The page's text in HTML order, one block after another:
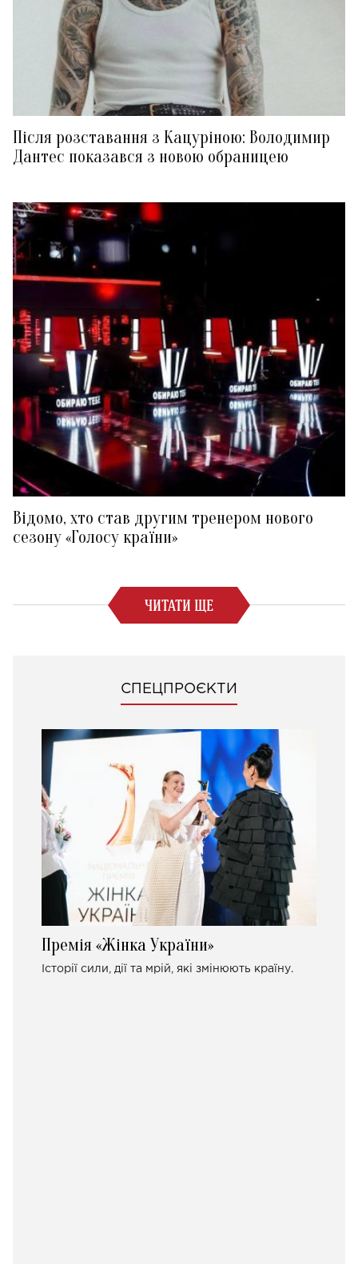
Після розставання з Кацуріною: Володимир
Дантес показався з новою обраницею
Відомо, хто став другим тренером нового
сезону «Голосу країни»
ЧИТАТИ ЩЕ
СПЕЦПРОЄКТИ
Премія «Жінка України»
Історії сили, дії та мрій, які змінюють країну.